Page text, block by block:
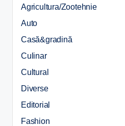
Agricultura/Zootehnie
Auto
Casă&gradină
Culinar
Cultural
Diverse
Editorial
Fashion